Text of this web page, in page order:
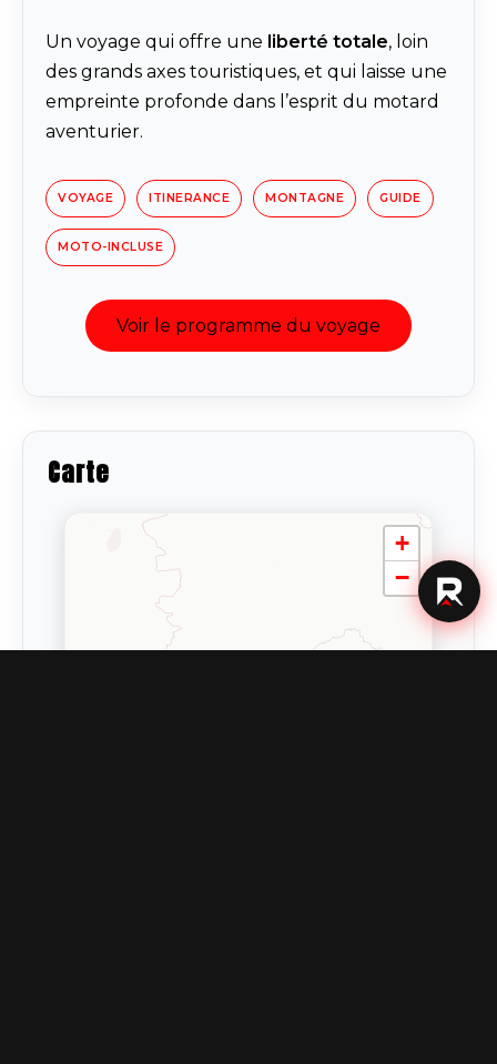
Un voyage qui offre une liberté totale, loin
des grands axes touristiques, et qui laisse une
empreinte profonde dans l’esprit du motard
aventurier.
VOYAGE ITINERANCE MONTAGNE GUIDE
MOTO-INCLUSE
Voir le programme du voyage
Carte
+
−